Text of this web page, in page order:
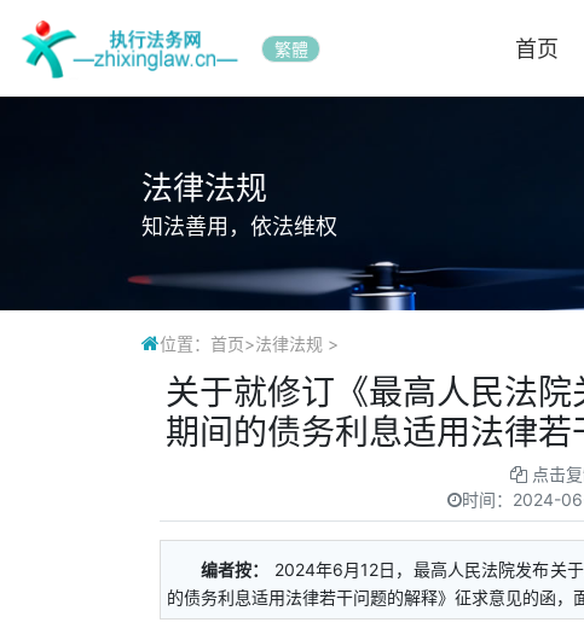
繁體 首页
法律法规
知法善用，依法维权
位置： 首页>法律法规 >
关于就修订《最高人民法
期间的债务利息适用法律
点击
时间： 2024-
编者按：
2024年6月12日，最高人民法院发布关
的债务利息适用法律若干问题的解释》征求意见的函，